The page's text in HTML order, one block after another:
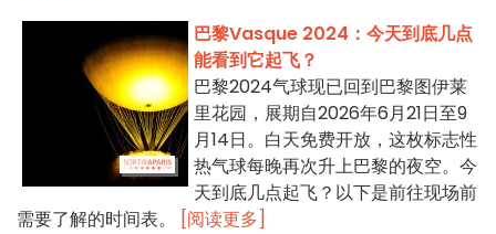
巴黎Vasque 2024：今天到底几点
能看到它起飞？
巴黎2024气球现已回到巴黎图伊莱
里花园，展期自2026年6月21日至9
月14日。白天免费开放，这枚标志性
热气球每晚再次升上巴黎的夜空。今
天到底几点起飞？以下是前往现场前
需要了解的时间表。
[阅读更多]